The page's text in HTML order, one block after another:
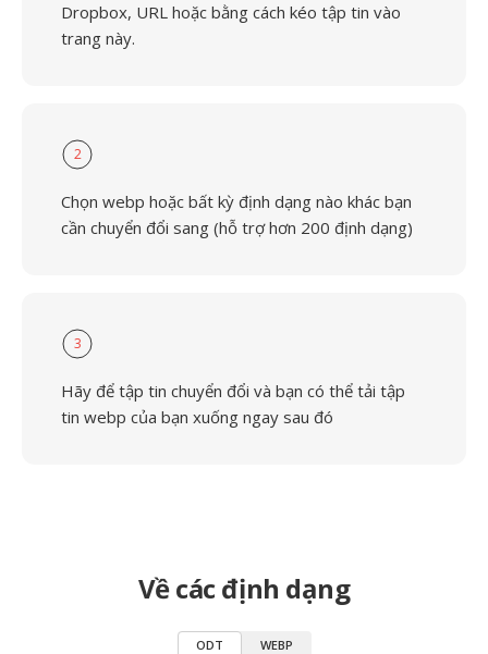
Dropbox, URL hoặc bằng cách kéo tập tin vào
trang này.
2
Chọn webp hoặc bất kỳ định dạng nào khác bạn
cần chuyển đổi sang (hỗ trợ hơn 200 định dạng)
3
Hãy để tập tin chuyển đổi và bạn có thể tải tập
tin webp của bạn xuống ngay sau đó
Về các định dạng
ODT WEBP